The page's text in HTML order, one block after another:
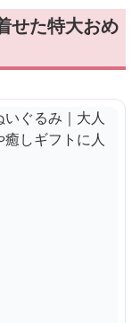
せた特大おめ